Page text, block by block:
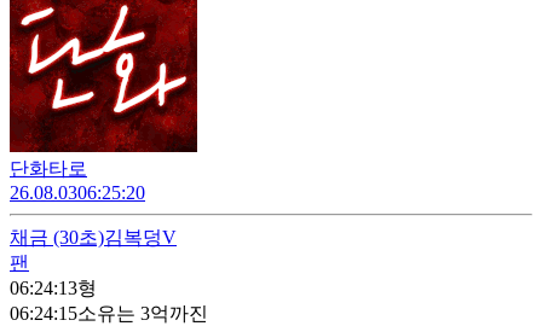
단화타로
26.08.0306:25:20
채금 (30초)김복덩V
팬
06:24:13형
06:24:15소유는 3억까진